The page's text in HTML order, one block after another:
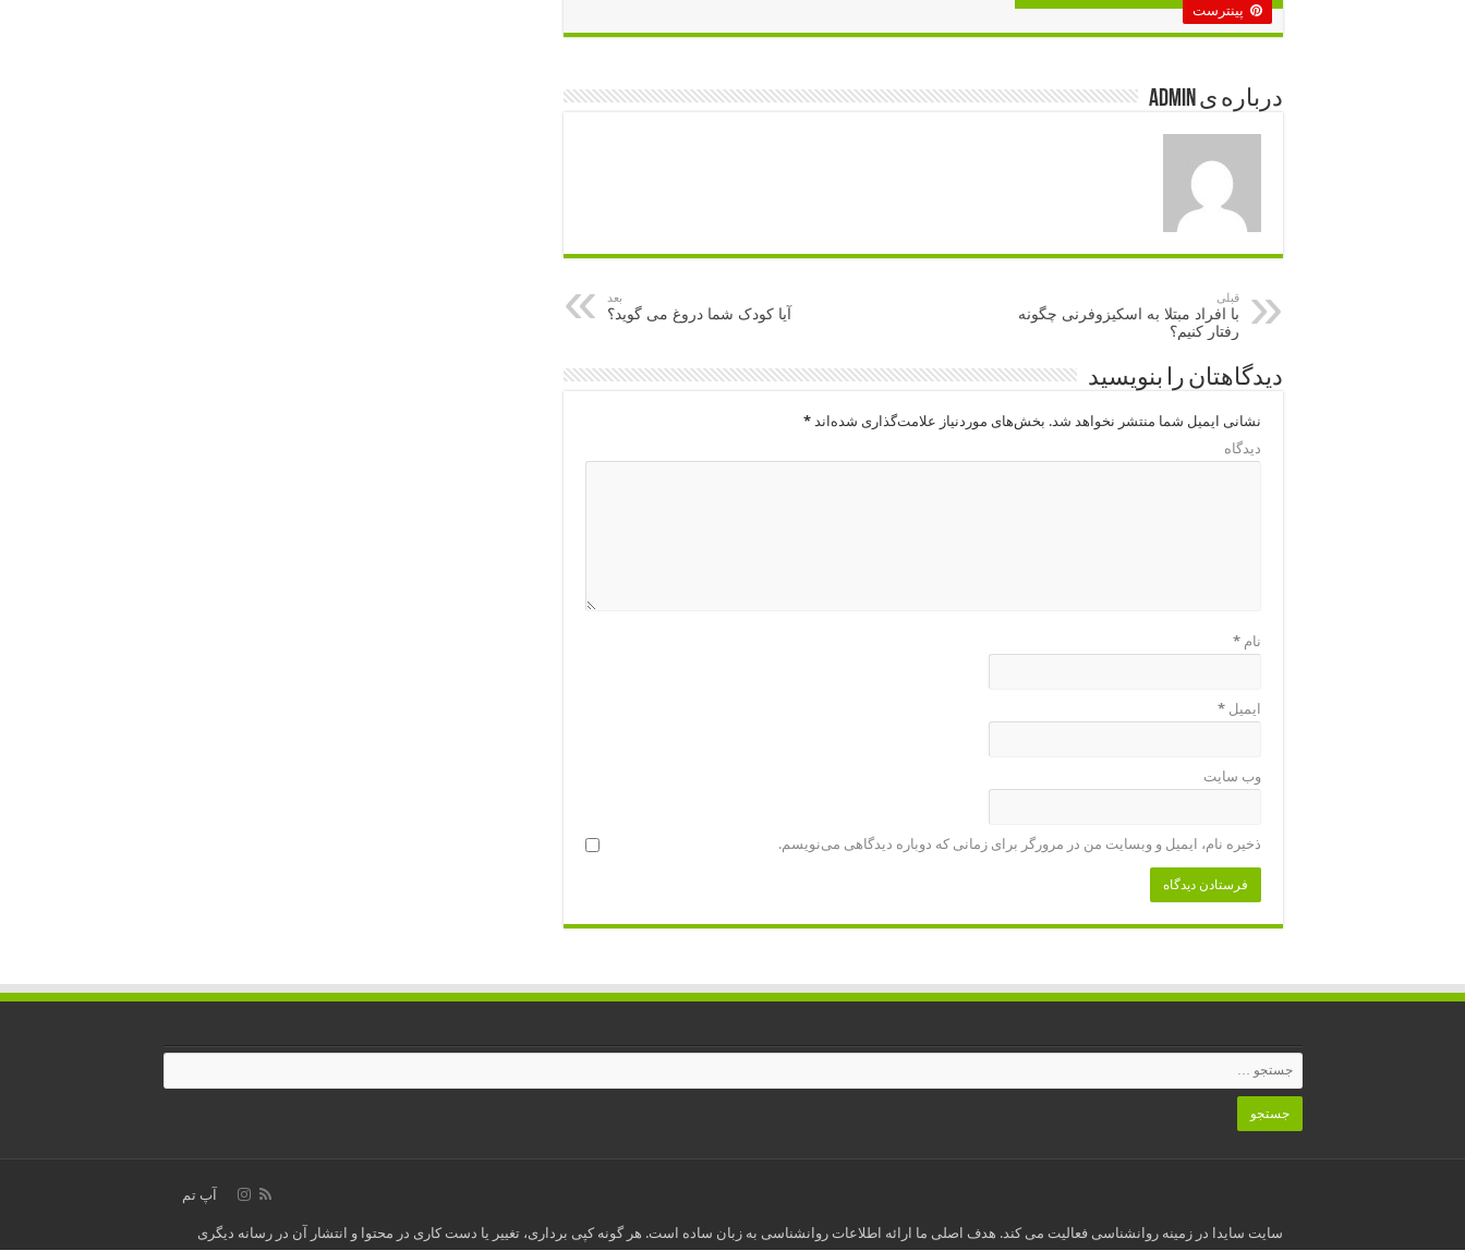
پینترست
درباره ی admin
قبلی
با افراد مبتلا به اسکیزوفرنی چگونه
رفتار کنیم؟
بعد
آیا کودک شما دروغ می گوید؟
دیدگاهتان را بنویسید
نشانی ایمیل شما منتشر نخواهد شد. بخش‌های موردنیاز علامت‌گذاری شده‌اند *
دیدگاه
نام *
ایمیل *
وب‌ سایت
ذخیره نام، ایمیل و وبسایت من در مرورگر برای زمانی که دوباره دیدگاهی می‌نویسم.
آپ تم
سایت سایدا در زمینه روانشناسی فعالیت می کند. هدف اصلی ما ارائه اطلاعات روانشناسی به زبان ساده است. هر گونه کپی برداری، تغییر یا دست کاری در محتوا و انتشار آن در رسانه دیگری